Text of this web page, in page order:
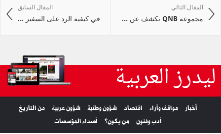
المقال السابق
في كيفية الرد على السفير ...
المقال التالي
مجموعة QNB تكشف عن ...
ليدرز العربية
أخبار مواقف وآراء اقتصاد شؤون وطنية شؤون عربية
من التاريخ
أدب وفنون
من يكون؟ أصداء المؤسسات